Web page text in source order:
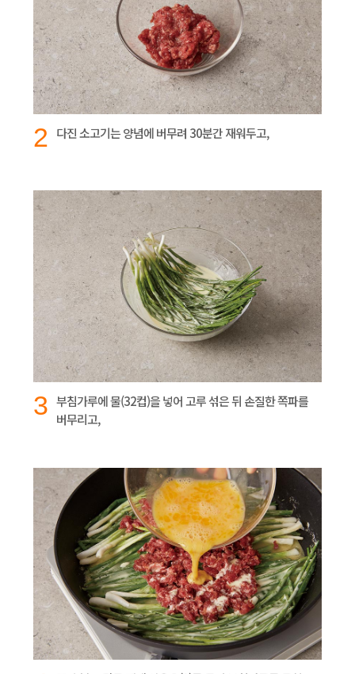
2 다진 소고기는 양념에 버무려 30분간 재워두고,
3 부침가루에 물(32컵)을 넣어 고루 섞은 뒤 손질한 쪽파를
버무리고,